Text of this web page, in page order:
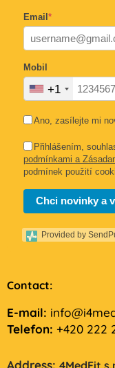
Email *
Mobil
+1
Ano, zasílejte mi
Přihlášením,
podmínkami a
podmínek použití
Chci novinky a
Provided by
Contact:
E-mail:
Telefon: +420 222
Address: 4MedFit